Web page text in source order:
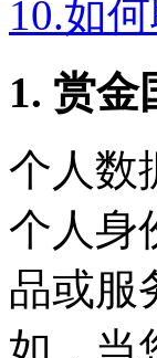
10.如
1. 赏金
个人数
个人身
品或服